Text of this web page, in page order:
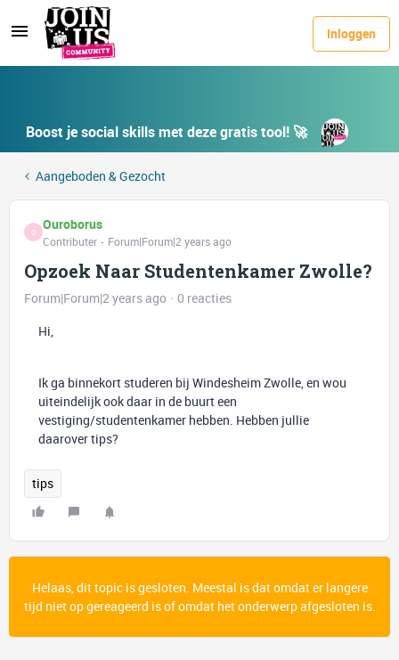
Inloggen
Boost je social skills met deze gratis tool! 🚀
Aangeboden & Gezocht
O Ouroborus
Contributer Forum|Forum|2 years ago
Opzoek Naar Studentenkamer Zwolle?
Forum|Forum|2 years ago
0 reacties
Hi,
Ik ga binnekort studeren bij Windesheim Zwolle, en wou
uiteindelijk ook daar in de buurt een
vestiging/studentenkamer hebben. Hebben jullie
daarover tips?
tips
Helaas, dit topic is gesloten. Meestal is dat omdat er langere
tijd niet op gereageerd is of omdat het onderwerp afgesloten is.